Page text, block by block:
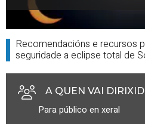
Recomendacións e recursos
seguridade a eclipse total de
A QUEN VAI
Para público en xeral